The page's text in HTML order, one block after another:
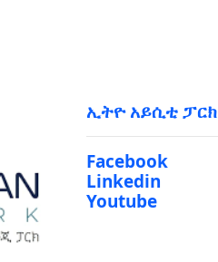
ኢትዮ አይሲቲ ፓርክ
Facebook
Linkedin
Youtube